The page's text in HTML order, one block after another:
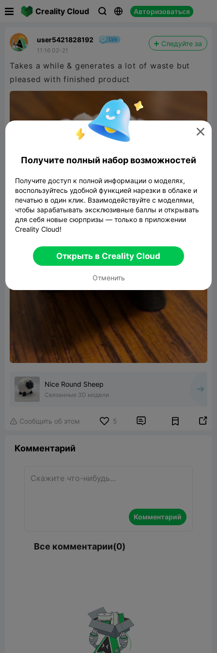
Creality Cloud   Авторизоваться
user5421828192
11:16 02-21
Следуйте за
Takes a while & generates a lot of waste but
pleased with finished product
Nice Round Sheep
Связанные 3D модели
 Сообщить об этом 5  
Комментарий
Комментарий
Все комментарии(0)

Получите полный набор возможностей
Получите доступ к полной информации о моделях,
воспользуйтесь удобной функцией нарезки в облаке и
печатью в один клик. Взаимодействуйте с моделями,
чтобы зарабатывать эксклюзивные баллы и открывать
для себя новые сюрпризы — только в приложении
Creality Cloud!
Открыть в Creality Cloud
Отменить